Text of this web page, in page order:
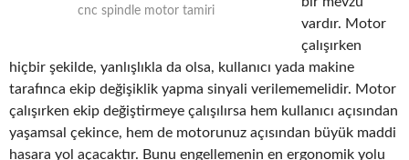
cnc spindle motor tamiri
vardır. Motor
çalışırken
hiçbir şekilde, yanlışlıkla da olsa, kullanıcı yada makine
tarafınca ekip değişiklik yapma sinyali verilememelidir. Motor
çalışırken ekip değiştirmeye çalışılırsa hem kullanıcı açısından
yaşamsal çekince, hem de motorunuz açısından büyük maddi
hasara yol açacaktır. Bunu engellemenin en ergonomik yolu